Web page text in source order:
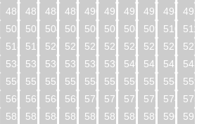
486 487 488 489 490 491 492 493 494
502 503 504 505 506 507 508 509 510
518 519 520 521 522 523 524 525 526
534 535 536 537 538 539 540 541 542
550 551 552 553 554 555 556 557 558
566 567 568 569 570 571 572 573 574
582 583 584 585 586 587 588 589 590